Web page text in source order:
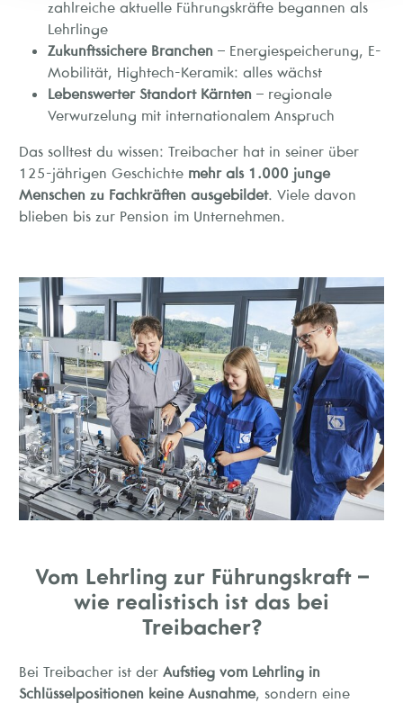
zahlreiche aktuelle Führungskräfte begannen als
Lehrlinge
Zukunftssichere Branchen – Energiespeicherung, E-
Mobilität, Hightech-Keramik: alles wächst
Lebenswerter Standort Kärnten – regionale
Verwurzelung mit internationalem Anspruch
Das solltest du wissen: Treibacher hat in seiner über
125-jährigen Geschichte mehr als 1.000 junge
Menschen zu Fachkräften ausgebildet. Viele davon
blieben bis zur Pension im Unternehmen.
Vom Lehrling zur Führungskraft –
wie realistisch ist das bei
Treibacher?
Bei Treibacher ist der Aufstieg vom Lehrling in
Schlüsselpositionen keine Ausnahme, sondern eine